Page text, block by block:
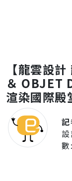
【龍雲設
＆ OBJET
渲染國際殿
數: